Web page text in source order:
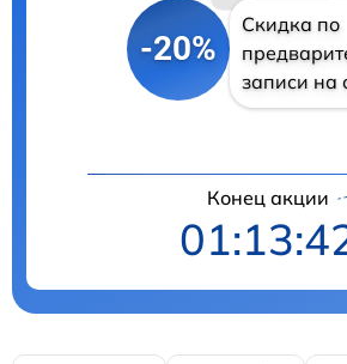
-20%
Скидка по
записи на
Конец акции